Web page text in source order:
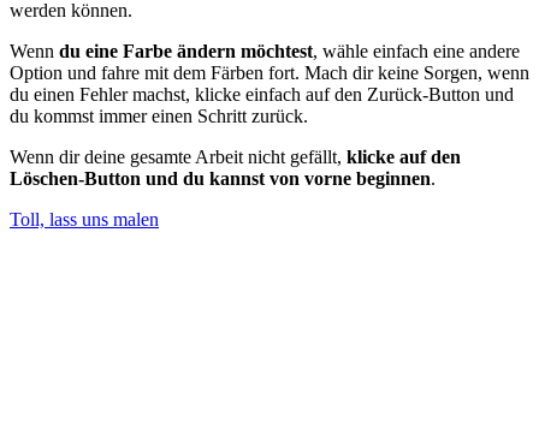
werden können.
Wenn du eine Farbe ändern möchtest, wähle einfach eine andere
Option und fahre mit dem Färben fort. Mach dir keine Sorgen, wenn
du einen Fehler machst, klicke einfach auf den Zurück-Button und
du kommst immer einen Schritt zurück.
Wenn dir deine gesamte Arbeit nicht gefällt, klicke auf den
Löschen-Button und du kannst von vorne beginnen.
Toll, lass uns malen